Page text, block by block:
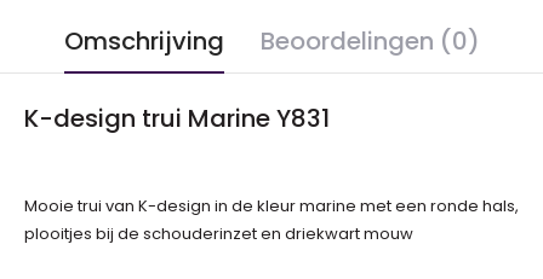
Omschrijving Beoordelingen (0)
K-design trui Marine Y831
Mooie trui van K-design in de kleur marine met een ronde hals,
plooitjes bij de schouderinzet en driekwart mouw